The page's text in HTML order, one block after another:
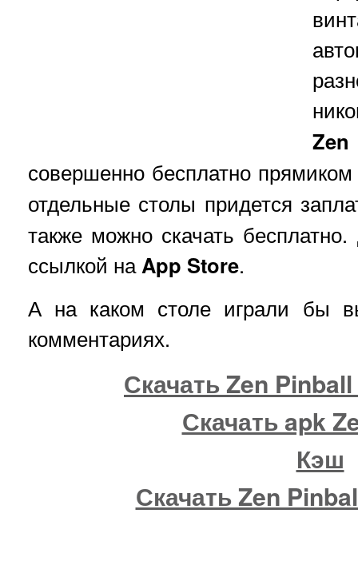
Zen
совершенно бесплатно
отдельные столы придется
также можно скачать бесплатно.
ссылкой наApp Store.
А на каком столе играли бы
комментариях.
Скачать Zen
Скачать apk
Кэш
Скачать Zen